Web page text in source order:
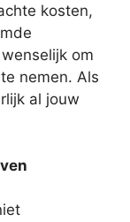
kosten,
om
nemen. Als
al jouw